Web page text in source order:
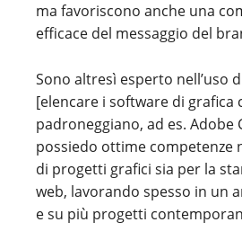
ma favoriscono anche una
efficace del messaggio del
Sono altresì esperto nell’uso
[elencare i software di grafica
padroneggiano, ad es. Adobe
possiedo ottime competenze
di progetti grafici sia per la
web, lavorando spesso in un
e su più progetti